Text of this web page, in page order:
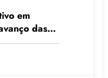
em
das